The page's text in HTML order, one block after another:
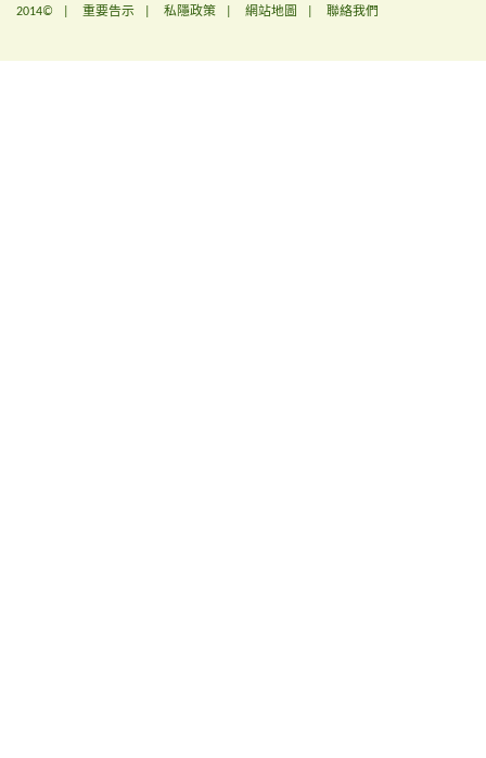
2014© | 重要告示 私隱政策 網站地圖 聯絡我們